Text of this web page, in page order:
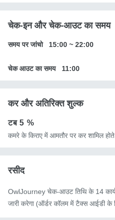
चेक-इन और चेक-आउट का समय
समय पर जांचो 15:00 ~ 22:00
चेक आउट का समय 11:00
कर और अतिरिक्त शुल्क
टब5 %
कमरे के किराए में आमतौर पर कर शामिल
रसीद
OwlJourney चेक-आउट तिथि के 14 कार्य
जारी करेगा (ऑर्डर कॉलम में टैक्स आईडी के